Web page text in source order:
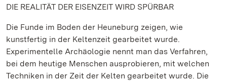
DIE REALITÄT DER EISENZEIT WIRD SPÜRBAR
Die Funde im Boden der Heuneburg zeigen, wie
kunstfertig in der Keltenzeit gearbeitet wurde.
Experimentelle Archäologie nennt man das Verfahren,
bei dem heutige Menschen ausprobieren, mit welchen
Techniken in der Zeit der Kelten gearbeitet wurde. Die